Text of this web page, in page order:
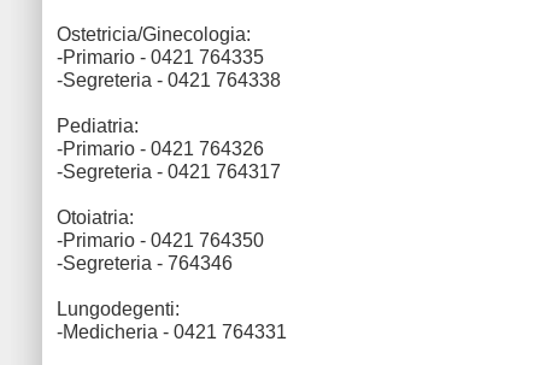
Ostetricia/Ginecologia:
-Primario - 0421 764335
-Segreteria - 0421 764338
Pediatria:
-Primario - 0421 764326
-Segreteria - 0421 764317
Otoiatria:
-Primario - 0421 764350
-Segreteria - 764346
Lungodegenti:
-Medicheria - 0421 764331